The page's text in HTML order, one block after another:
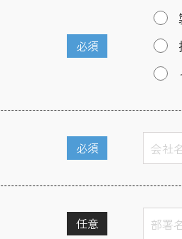
必須
必須
任意